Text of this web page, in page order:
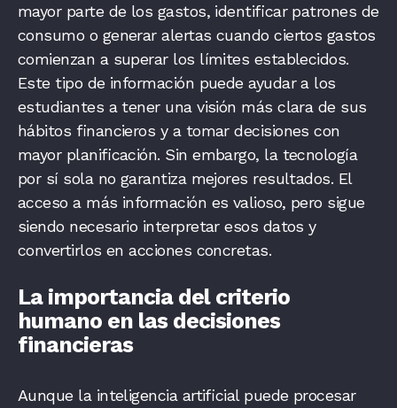
mayor parte de los gastos, identificar patrones de
consumo o generar alertas cuando ciertos gastos
comienzan a superar los límites establecidos.
Este tipo de información puede ayudar a los
estudiantes a tener una visión más clara de sus
hábitos financieros y a tomar decisiones con
mayor planificación. Sin embargo, la tecnología
por sí sola no garantiza mejores resultados. El
acceso a más información es valioso, pero sigue
siendo necesario interpretar esos datos y
convertirlos en acciones concretas.
La importancia del criterio
humano en las decisiones
financieras
Aunque la inteligencia artificial puede procesar